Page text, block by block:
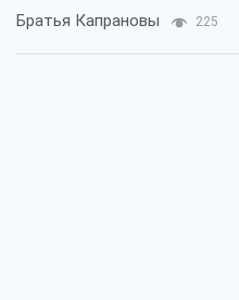
Братья Капрановы 225